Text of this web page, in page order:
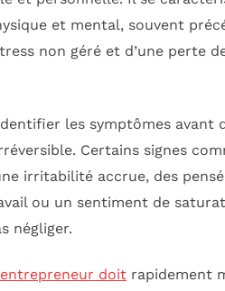
et mental, souvent
non géré et d’une perte
les symptômes avant
Certains signes
irritabilité accrue, des
ou un sentiment de
négliger.
entrepreneur doit rapidement